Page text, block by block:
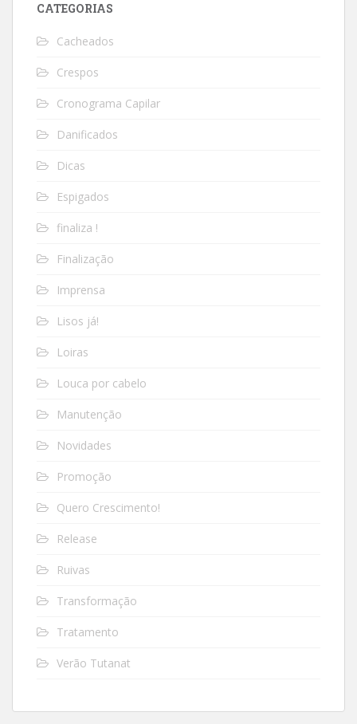
CATEGORIAS
Cacheados
Crespos
Cronograma Capilar
Danificados
Dicas
Espigados
finaliza !
Finalização
Imprensa
Lisos já!
Loiras
Louca por cabelo
Manutenção
Novidades
Promoção
Quero Crescimento!
Release
Ruivas
Transformação
Tratamento
Verão Tutanat